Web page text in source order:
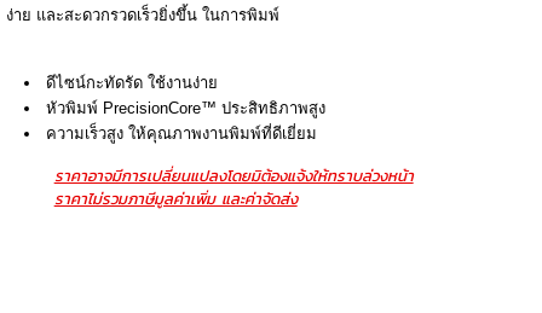
ง่าย และสะดวกรวดเร็วยิ่งขึ้น ในการพิมพ์
ดีไซน์กะทัดรัด ใช้งานง่าย
หัวพิมพ์ PrecisionCore™ ประสิทธิภาพสูง
ความเร็วสูง ให้คุณภาพงานพิมพ์ที่ดีเยี่ยม
ราคาอาจมีการเปลี่ยนแปลงโดยมิต้องแจ้งให้ทราบล่วงหน้า
ราคาไม่รวมภาษีมูลค่าเพิ่ม และค่าจัดส่ง